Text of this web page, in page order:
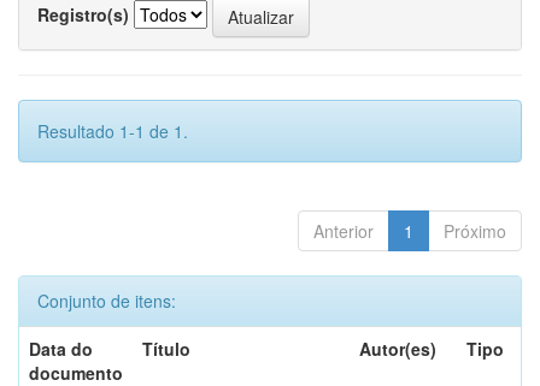
Registro(s)
Resultado 1-1 de 1.
Anterior 1 Próximo
Conjunto de itens:
Data do
documento
Título Autor(es) Tipo